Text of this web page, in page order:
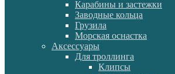
Карабины и застежки
Заводные кольца
Грузила
Морская оснастка
Аксессуары
Для троллинга
Клипсы